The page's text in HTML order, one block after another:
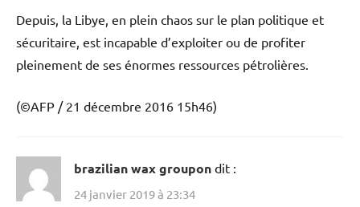
Depuis, la Libye, en plein chaos sur le plan politique et
sécuritaire, est incapable d’exploiter ou de profiter
pleinement de ses énormes ressources pétrolières.
(©AFP / 21 décembre 2016 15h46)
brazilian wax groupon dit :
24 janvier 2019 à 23:34